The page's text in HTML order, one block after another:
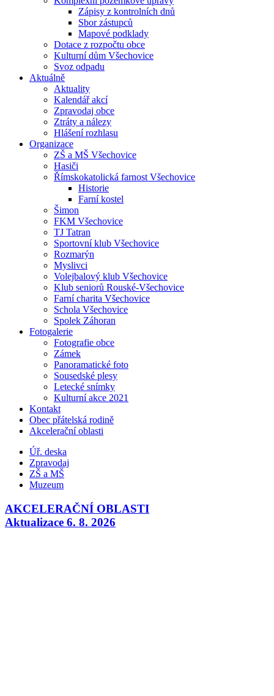
Zápisy z kontrolních dnů
Sbor zástupců
Mapové podklady
Dotace z rozpočtu obce
Kulturní dům Všechovice
Svoz odpadu
Aktuálně
Aktuality
Kalendář akcí
Zpravodaj obce
Ztráty a nálezy
Hlášení rozhlasu
Organizace
ZŠ a MŠ Všechovice
Hasiči
Římskokatolická farnost Všechovice
Historie
Farní kostel
Šimon
FKM Všechovice
TJ Tatran
Sportovní klub Všechovice
Rozmarýn
Myslivci
Volejbalový klub Všechovice
Klub seniorů Rouské-Všechovice
Farní charita Všechovice
Schola Všechovice
Spolek Záhoran
Fotogalerie
Fotografie obce
Zámek
Panoramatické foto
Sousedské plesy
Letecké snímky
Kulturní akce 2021
Kontakt
Obec přátelská rodině
Akcelerační oblasti
Úř. deska
Zpravodaj
ZŠ a MŠ
Muzeum
AKCELERAČNÍ OBLASTI
Aktualizace 6. 8. 2026